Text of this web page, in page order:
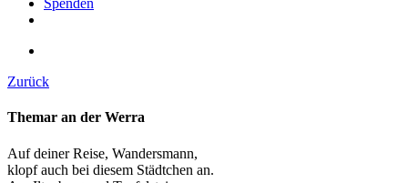
Spenden
Zurück
Themar an der Werra
Auf deiner Reise, Wandersmann,
klopf auch bei diesem Städtchen an.